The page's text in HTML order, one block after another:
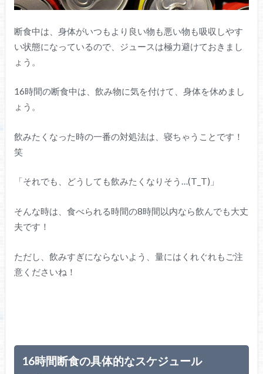
断食中は、身体がいつもより良い物も悪い物も吸収しやす
い状態になっているので、ジュースは極力避けておきまし
ょう。
16時間の断食中は、飲み物に気を付けて、身体を休めまし
ょう。
飲みたくなった時の一番の対処法は、寝ちゃうことです！
笑
「それでも、どうしても飲みたくなりそう…(T_T)」
そんな時は、食べられる時間の8時間以内なら飲んでも大丈
夫です！
ただし、飲みすぎにならないよう、量にはくれぐれもご注
意くださいね！
16時間断食の具体的なスケジュール